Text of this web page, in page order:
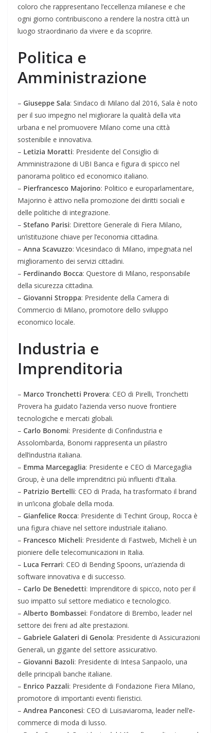
coloro che rappresentano l’eccellenza milanese e che
ogni giorno contribuiscono a rendere la nostra città un
luogo straordinario da vivere e da scoprire.
Politica e
Amministrazione
– Giuseppe Sala: Sindaco di Milano dal 2016, Sala è noto
per il suo impegno nel migliorare la qualità della vita
urbana e nel promuovere Milano come una città
sostenibile e innovativa.
– Letizia Moratti: Presidente del Consiglio di
Amministrazione di UBI Banca e figura di spicco nel
panorama politico ed economico italiano.
– Pierfrancesco Majorino: Politico e europarlamentare,
Majorino è attivo nella promozione dei diritti sociali e
delle politiche di integrazione.
– Stefano Parisi: Direttore Generale di Fiera Milano,
un’istituzione chiave per l’economia cittadina.
– Anna Scavuzzo: Vicesindaco di Milano, impegnata nel
miglioramento dei servizi cittadini.
– Ferdinando Bocca: Questore di Milano, responsabile
della sicurezza cittadina.
– Giovanni Stroppa: Presidente della Camera di
Commercio di Milano, promotore dello sviluppo
economico locale.
Industria e
Imprenditoria
– Marco Tronchetti Provera: CEO di Pirelli, Tronchetti
Provera ha guidato l’azienda verso nuove frontiere
tecnologiche e mercati globali.
– Carlo Bonomi: Presidente di Confindustria e
Assolombarda, Bonomi rappresenta un pilastro
dell’industria italiana.
– Emma Marcegaglia: Presidente e CEO di Marcegaglia
Group, è una delle imprenditrici più influenti d’Italia.
– Patrizio Bertelli: CEO di Prada, ha trasformato il brand
in un’icona globale della moda.
– Gianfelice Rocca: Presidente di Techint Group, Rocca è
una figura chiave nel settore industriale italiano.
– Francesco Micheli: Presidente di Fastweb, Micheli è un
pioniere delle telecomunicazioni in Italia.
– Luca Ferrari: CEO di Bending Spoons, un’azienda di
software innovativa e di successo.
– Carlo De Benedetti: Imprenditore di spicco, noto per il
suo impatto sul settore mediatico e tecnologico.
– Alberto Bombassei: Fondatore di Brembo, leader nel
settore dei freni ad alte prestazioni.
– Gabriele Galateri di Genola: Presidente di Assicurazioni
Generali, un gigante del settore assicurativo.
– Giovanni Bazoli: Presidente di Intesa Sanpaolo, una
delle principali banche italiane.
– Enrico Pazzali: Presidente di Fondazione Fiera Milano,
promotore di importanti eventi fieristici.
– Andrea Panconesi: CEO di Luisaviaroma, leader nell’e-
commerce di moda di lusso.